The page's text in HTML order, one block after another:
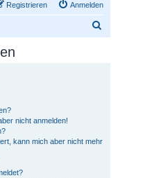
Anmelden
Registrieren
nicht anmelden!
kann mich aber nicht mehr